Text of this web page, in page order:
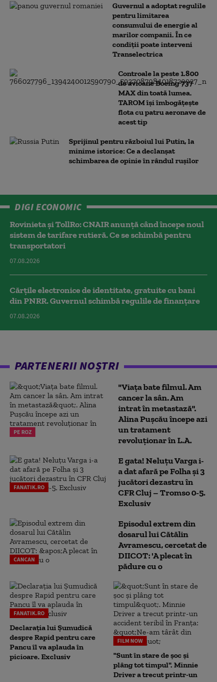
Guvernul a adoptat regulile
pentru limitarea
consumului de energie al
marilor companii. În ce
condiții poate interveni
Transelectrica
Controale la peste 1.800
de avioane Boeing 737
MAX din toată lumea.
TAROM își îmbogățește
flota cu patru aeronave de
acest tip
Sprijinul pentru războiul lui Putin, la
minime istorice: Ce a declanșat
schimbarea de opinie în rândul rușilor
DIGI ECONOMIC
Rovinieta și TollRo: CNAIR anunță când începe noul
sistem de tarifare rutieră. Ce se schimbă pentru
transportatori
07.08.2026
Cărțile electronice de identitate, gratuite cu bani
din PNRR. Guvernul schimbă regulile de finanțare
07.08.2026
PARTENERII NOȘTRI
PE ROZ
"Viața bate filmul. Am
cancer la sân. Am
intrat în metastază".
Alina Pușcău începe azi
un tratament
revoluționar în L.A.
FANATIK.RO
E gata! Neluțu Varga i-
a dat afară pe Folha și 3
jucători dezastru în
CFR Cluj – Tromso 0-5.
Exclusiv
CANCAN
Episodul extrem din
dosarul lui Cătălin
Avramescu, cercetat de
DIICOT: 'A plecat în
pădure cu o
FANATIK.RO
Declarația lui Șumudică
despre Rapid pentru care
Pancu îl va aplauda în
picioare. Exclusiv
FILM NOW
"Sunt în stare de șoc și
plâng tot timpul". Minnie
Driver a trecut printr-un